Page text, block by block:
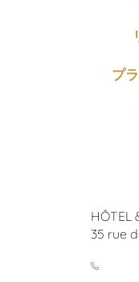
プ
HÔTEL
35 rue